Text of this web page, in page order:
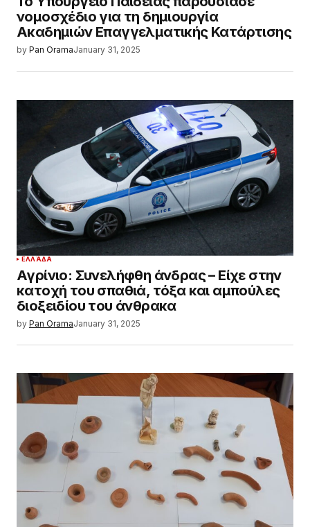
νομοσχέδιο για τη δημιουργία
Ακαδημιών Επαγγελματικής Κατάρτισης
by Pan OramaJanuary 31, 2025
ΕΛΛΆΔΑ
Αγρίνιο: Συνελήφθη άνδρας – Είχε στην
κατοχή του σπαθιά, τόξα και αμπούλες
διοξειδίου του άνθρακα
by Pan OramaJanuary 31, 2025